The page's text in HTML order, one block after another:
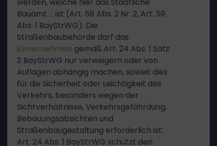
Bauamt … ist (Art. 58 Abs. 2 Nr. 2, Art. 59
Abs. 1 BayStrWG). Die
Straßenbaubehörde darf das
Einvernehmen gemäß Art. 24 Abs. 1 Satz
2 BayStrWG nur verweigern oder von
Auflagen abhängig machen, soweit dies
für die Sicherheit oder Leichtigkeit des
Verkehrs, besonders wegen der
Sichtverhältnisse, Verkehrsgefährdung,
Bebauungsabsichten und
Straßenbaugestaltung erforderlich ist.
Art. 24 Abs. 1 BayStrWG schützt den